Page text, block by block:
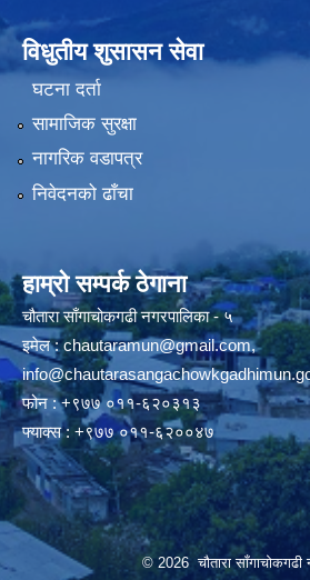
विधुतीय शुसासन सेवा
घटना दर्ता
सामाजिक सुरक्षा
नागरिक वडापत्र
निवेदनको ढाँचा
हाम्रो सम्पर्क ठेगाना
चौतारा साँगाचोकगढी नगरपालिका - ५
इमेल :chautaramun@gmail.com,
फोन : +९७७ ०११-६२०३१३
फ्याक्स : +९७७ ०११-६२००४७
© 2026 चौतारा साँगाचोकगढी